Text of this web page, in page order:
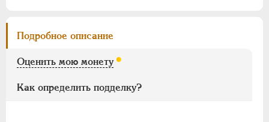
Подробное описание
Оценить мою монету
Как определить подделку?